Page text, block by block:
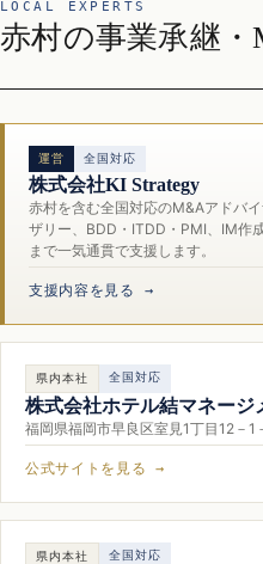
LOCAL EXPERTS
赤村の事業承継
運営 全国対応
株式会社KI Strategy
赤村を含む全国対応のM&Aアドバ
ザリー、BDD・ITDD・PMI、IM作
まで一気通貫で支援します。
支援内容を見る →
県内本社 全国対応
株式会社ホテル結マネージ
福岡県福岡市早良区室見1丁目12－1
公式サイトを見る →
県内本社 全国対応